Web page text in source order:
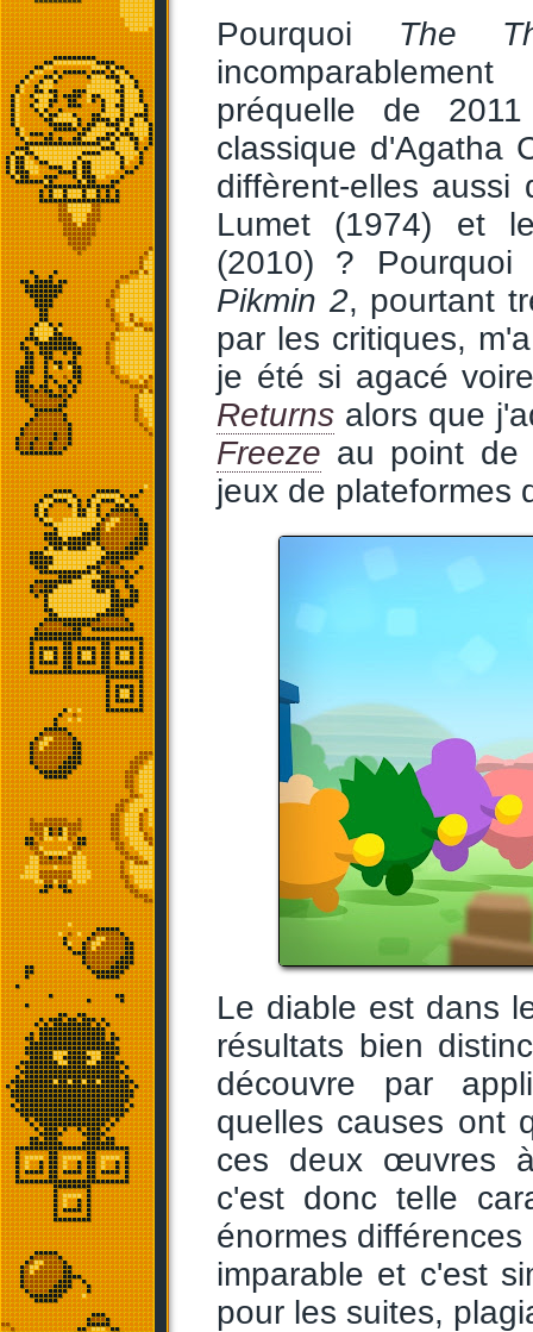
Pourquoi The
préquelle de
classique d'Agatha
diffèrent-elles aussi
Lumet (1974) et
(2010) ?
Pikmin 2, pourtant
par les critiques,
je été si agacé
Returns alors que
Freeze au point de
jeux de plateformes
Le diable est dans
résultats bien
découvre par
quelles causes ont
ces deux œuvres
c'est donc telle
énormes
imparable et c'est
pour les suites,